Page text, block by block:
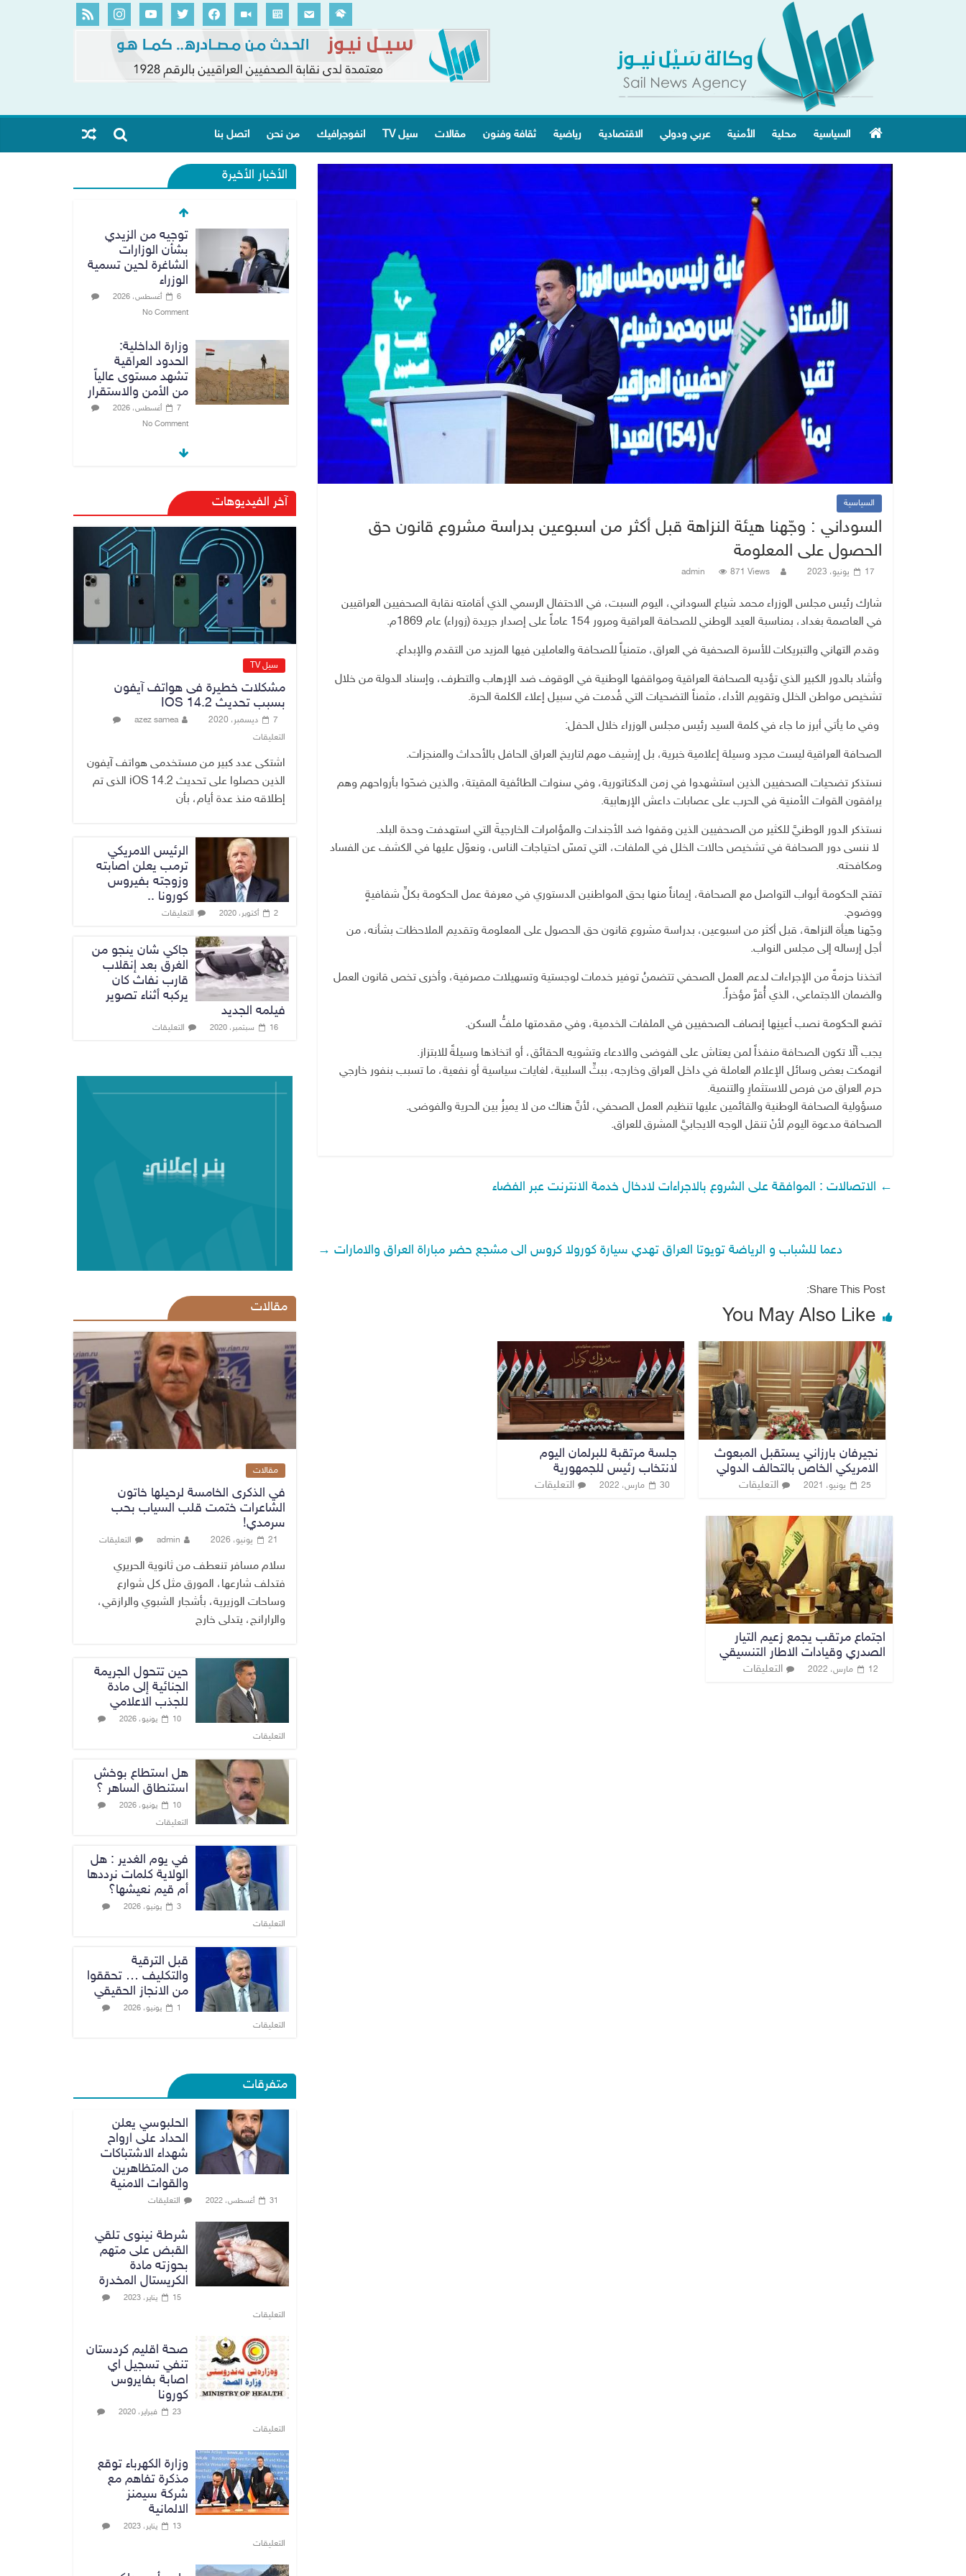
السياسية محلية الأمنية عربي ودولي الاقتصادية رياضية ثقافة وفنون مقالات سيل TV انفوجرافيك من نحن اتصل بنا
السياسية
السوداني : وجّهنا هيئة النزاهة قبل أكثر من اسبوعين بدراسة مشروع قانون حق
الحصول على المعلومة
17 يونيو، 2023 admin 871 Views
شارك رئيس مجلس الوزراء محمد شياع السوداني، اليوم السبت، في الاحتفال الرسمي الذي أقامته نقابة الصحفيين العراقيين
في العاصمة بغداد، بمناسبة العيد الوطني للصحافة العراقية ومرور 154 عاماً على إصدار جريدة (زوراء) عام 1869م.
وقدم التهاني والتبريكات للأسرة الصحفية في العراق، متمنياً للصحافة والعاملين فيها المزيد من التقدم والإبداع.
وأشاد بالدور الكبير الذي تؤديه الصحافة العراقية ومواقفها الوطنية في الوقوف ضد الإرهاب والتطرف، وإسناد الدولة من خلال
تشخيص مواطن الخلل وتقويم الأداء، مثمناً التضحيات التي قُدمت في سبيل إعلاء الكلمة الحرة.
وفي ما يأتي أبرز ما جاء في كلمة السيد رئيس مجلس الوزراء خلال الحفل:
الصحافة العراقية ليست مجرد وسيلة إعلامية خبرية، بل إرشيف مهم لتاريخ العراق الحافل بالأحداث والمنجزات.
نستذكر تضحيات الصحفيين الذين استشهدوا في زمن الدكتاتورية، وفي سنوات الطائفية المقيتة، والذين ضحّوا بأرواحهم وهم
يرافقون القوات الأمنية في الحرب على عصابات داعش الإرهابية.
نستذكر الدور الوطنيَّ للكثير من الصحفيين الذين وقفوا ضد الأجندات والمؤامرات الخارجيةَ التي استهدفت وحدة البلد.
لا ننسى دور الصحافة في تشخيص حالات الخلل في الملفات، التي تمسّ احتياجات الناس، ونعوّل عليها في الكشف عن الفساد
ومكافحته.
تفتح الحكومة أبواب التواصل مع الصحافة، إيماناً منها بحق المواطنين الدستوري في معرفة عمل الحكومة بكلِّ شفافيةٍ
ووضوح.
وجّهنا هيأة النزاهة، قبل أكثر من اسبوعين، بدراسة مشروع قانون حق الحصول على المعلومة وتقديم الملاحظات بشأنه، من
أجل إرساله إلى مجلس النواب.
اتخذنا حزمةً من الإجراءات لدعم العمل الصحفي تتضمنُ توفير خدمات لوجستية وتسهيلات مصرفية، وأخرى تخص قانون العمل
والضمان الاجتماعي، الذي أُقرَّ مؤخراً.
تضع الحكومة نصب أعينِها إنصاف الصحفيين في الملفات الخدمية، وفي مقدمتها ملفُّ السكن.
يجب ألّا تكون الصحافة منفذاً لمن يعتاش على الفوضى والادعاء وتشويه الحقائق، أو اتخاذها وسيلةً للابتزاز.
انهمكت بعض وسائل الإعلام العاملة في داخل العراق وخارجه، ببثِّ السلبية، لغايات سياسية أو نفعية، ما تسبب بنفور خارجي
حرم العراق من فرص للاستثمارِ والتنمية.
مسؤولية الصحافة الوطنية والقائمين عليها تنظيم العمل الصحفي، لأنَّ هناك من لا يميزُ بين الحرية والفوضى.
الصحافة مدعوة اليوم لأنْ تنقل الوجه الايجابيَّ المشرق للعراق.
← الاتصالات : الموافقة على الشروع بالاجراءات لادخال خدمة الانترنت عبر الفضاء
دعما للشباب و الرياضة تويوتا العراق تهدي سيارة كورولا كروس الى مشجع حضر مباراة العراق والامارات →
Share This Post:
You May Also Like
نجيرفان بارزاني يستقبل المبعوث
الامريكي الخاص بالتحالف الدولي
25 يونيو، 2021 التعليقات
جلسة مرتقبة للبرلمان اليوم
لانتخاب رئيس للجمهورية
30 مارس، 2022 التعليقات
اجتماع مرتقب يجمع زعيم التيار
الصدري وقيادات الاطار التنسيقي
12 مارس، 2022 التعليقات
الأخبار الأخيرة
توجيه من الزيدي
بشأن الوزارات
الشاغرة لحين تسمية
الوزراء
6 أغسطس، 2026
No Comment
وزارة الداخلية:
الحدود العراقية
تشهد مستوى عالياً
من الأمن والاستقرار
7 أغسطس، 2026
No Comment
القضاء الأعلى:
موظفي بلدية
الناصرية ومعقبين
ضبطت بحوزتهم
مستندات وأختام
مزورة
No Comment
محكمة أمريكية تلزم
مليون دولار
7 أغسطس، 2026
ارتفاع أسعار النفط
العراقي بشكل
طفيف عالميا
No Comment
آخر الفيديوهات
سيل TV
مشكلات خطيرة فى هواتف آيفون
بسبب تحديث IOS 14.2
7 ديسمبر، 2020
azez samea
التعليقات
اشتكى عدد كبير من مستخدمى هواتف آيفون
الذين حصلوا على تحديث iOS 14.2 الذى تم
إطلاقه منذ عدة أيام، بأن
الرئيس الامريكي
ترمب يعلن اصابته
وزوجته بفيروس
كورونا ..
2 أكتوبر، 2020 التعليقات
جاكي شان ينجو من
الغرق بعد إنقلاب
قارب نفاث كان
يركبه أثناء تصوير
فيلمه الجديد
16 سبتمبر، 2020 التعليقات
مقالات
مقالات
في الذكرى الخامسة لرحيلها خاتون
الشاعرات ختمت قلب السياب بحب
سرمدي!
21 يونيو، 2026 admin التعليقات
سلام مسافر تنعطف من ثانوية الحريري
فتدلف شارعها، المورق مثل كل شوارع
وساحات الوزيرية، بأشجار الشبوي والرازقي،
والرارانج، يتدلى خارج
حين تتحول الجريمة
الجنائية إلى مادة
للجذب الاعلامي
10 يونيو، 2026
التعليقات
هل استطاع بوخش
استنطاق الساهر ؟
10 يونيو، 2026
التعليقات
في يوم الغدير : هل
الولاية كلمات نرددها
أم قيم نعيشها؟
3 يونيو، 2026
التعليقات
قبل الترقية
والتكليف … تحققوا
من الانجاز الحقيقي
1 يونيو، 2026
التعليقات
متفرقات
الحلبوسي يعلن
الحداد على ارواح
شهداء الاشتباكات
من المتظاهرين
والقوات الامنية
31 أغسطس، 2022 التعليقات
شرطة نينوى تلقي
القبض على متهم
بحوزته مادة
الكريستال المخدرة
15 يناير، 2023
التعليقات
صحة اقليم كردستان
تنفي تسجيل اي
اصابة بفايروس
كورونا
23 فبراير، 2020
التعليقات
وزارة الكهرباء توقع
مذكرة تفاهم مع
شركة سيمنز
الالمانية
13 يناير، 2023
التعليقات